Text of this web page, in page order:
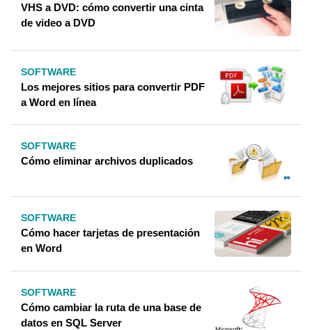
VHS a DVD: cómo convertir una cinta
de video a DVD
SOFTWARE
Los mejores sitios para convertir PDF
a Word en línea
SOFTWARE
Cómo eliminar archivos duplicados
SOFTWARE
Cómo hacer tarjetas de presentación
en Word
SOFTWARE
Cómo cambiar la ruta de una base de
datos en SQL Server